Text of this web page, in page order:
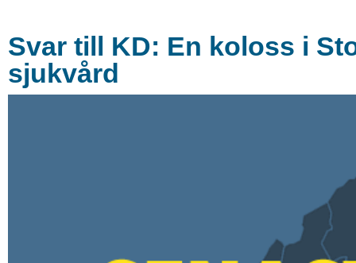
Svar till KD: En koloss i
sjukvård